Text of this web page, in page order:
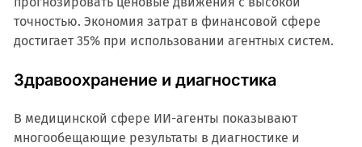
точностью. Экономия затрат в финансовой сфере
достигает 35% при использовании агентных систем.
Здравоохранение и диагностика
В медицинской сфере ИИ-агенты показывают
многообещающие результаты в диагностике и